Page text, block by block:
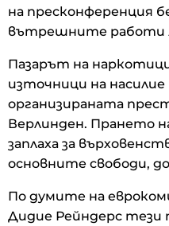
на пресконференция
вътрешните работи
Пазарът на
източници на насилие
организираната
Верлинден. Прането
заплаха за
основните свободи,
По думите на
Дидие Рейндерс тези